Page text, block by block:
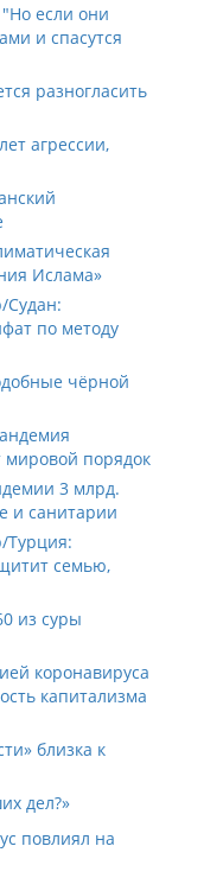
если они
и спасутся
разногласить
агрессии,
Ислама»
Судан:
по методу
чёрной
мировой порядок
3 млрд.
и санитарии
Турция:
семью,
из суры
коронавируса
капитализма
близка к
дел?»
повлиял на